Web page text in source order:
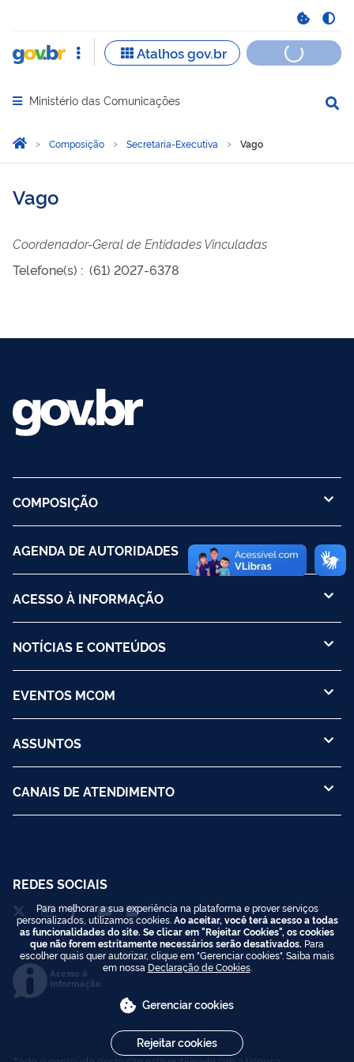
Abrir menu principal de navegação
Ministério das Comunicações
Você está aqui:
Página Inicial
Composição Secretaria-Executiva Vago
Vago
Coordenador-Geral de Entidades Vinculadas
Telefone(s) : (61) 2027-6378
COMPOSIÇÃO
AGENDA DE AUTORIDADES
ACESSO À INFORMAÇÃO
NOTÍCIAS E CONTEÚDOS
EVENTOS MCOM
ASSUNTOS
CANAIS DE ATENDIMENTO
REDES SOCIAIS
Acesso à
Informação
Para melhorar a sua experiência na plataforma e prover serviços
personalizados, utilizamos cookies. Ao aceitar, você terá acesso a todas
as funcionalidades do site. Se clicar em "Rejeitar Cookies", os cookies
que não forem estritamente necessários serão desativados. Para
escolher quais quer autorizar, clique em "Gerenciar cookies". Saiba mais
em nossa Declaração de Cookies.
Gerenciar cookies
Rejeitar cookies